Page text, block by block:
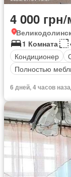
4 000
1 Комната
Кондиционер
Полностью
6 дней, 4 часов